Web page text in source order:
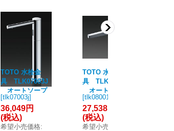
TOTO 水栓金
具 TLK07003J
オートソープ
ディスペンサー
丸 ※スパウト部
のみ [■]
[tlk07003j]
36,049円
(税込)
希望小売価格:
TOTO 水栓金
具 TLK08001J
オートソープ
ディスペンサー
角 ※スパウト部
のみ [■]
[tlk08001j
27,538円
(税込)
希望小売価格